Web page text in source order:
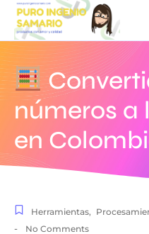
números a
en
Herramientas,
- No Comments